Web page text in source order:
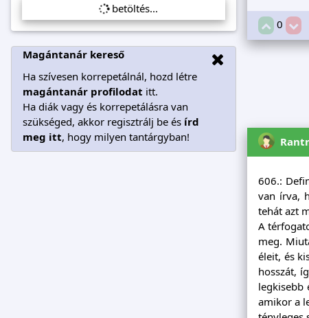
betöltés...
Magántanár kereső
Ha szívesen korrepetálnál, hozd létre
magántanár profilodat itt.
Ha diák vagy és korrepetálásra van
szükséged, akkor regisztrálj be és írd
meg itt, hogy milyen tantárgyban!
0
606.:
van írva,
tehát azt
A
meg.
éleit, és
hosszát,
legkisebb
amikor a